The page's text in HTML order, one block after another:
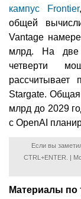
кампус Frontier
общей
Vantage
млрд. На две
четверти
Stargate. Общая
млрд до 2029
с OpenAI
Если вы
CTRL+ENTER. |
Материалы по